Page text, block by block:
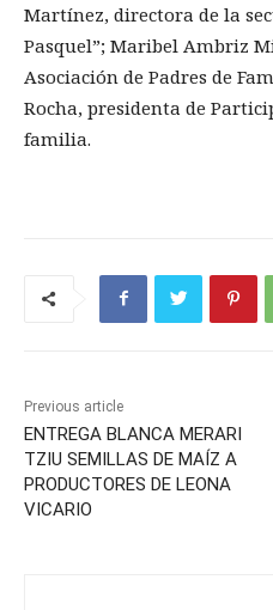
Martínez, directora de la
Pasquel”; Maribel Ambriz
Asociación de Padres de
Rocha, presidenta de
familia.
Previous article
ENTREGA BLANCA MERARI
TZIU SEMILLAS DE MAÍZ A
PRODUCTORES DE LEONA
VICARIO